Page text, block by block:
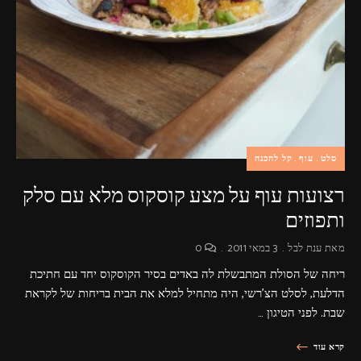
פרסומות,
מדיה
דיגיטלית
ועוד.
סלט עוף קל להכנה
רצועות עוף על מצע קוסקוס מלא עם סלק
ותפוזים
מאתענת לבל 3 במאי 2011
ריחה של הסולת המתבשלת לה באדים בסיר הקוסקוס יחד עם חתיכת
הדלעת, לסלט הצ'רשי, היה מתחיל למלא את הבית בריחות של לקראת
שבת. לפני הטיגון …
קרא עוד